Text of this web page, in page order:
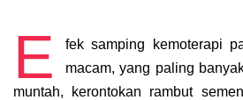
E
fek samping kemoterapi
macam, yang paling
muntah, kerontokan rambut